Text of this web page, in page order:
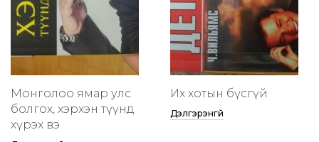
Монголоо ямар улс
болгох, хэрхэн түүнд
хүрэх вэ
Их хотын бүсгүй
Дэлгэрэнгүй